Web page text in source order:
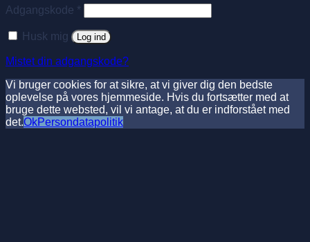
Adgangskode *
Husk mig Log ind
Mistet din adgangskode?
Vi bruger cookies for at sikre, at vi giver dig den bedste
oplevelse på vores hjemmeside. Hvis du fortsætter med at
bruge dette websted, vil vi antage, at du er indforstået med
det.OkPersondatapolitik